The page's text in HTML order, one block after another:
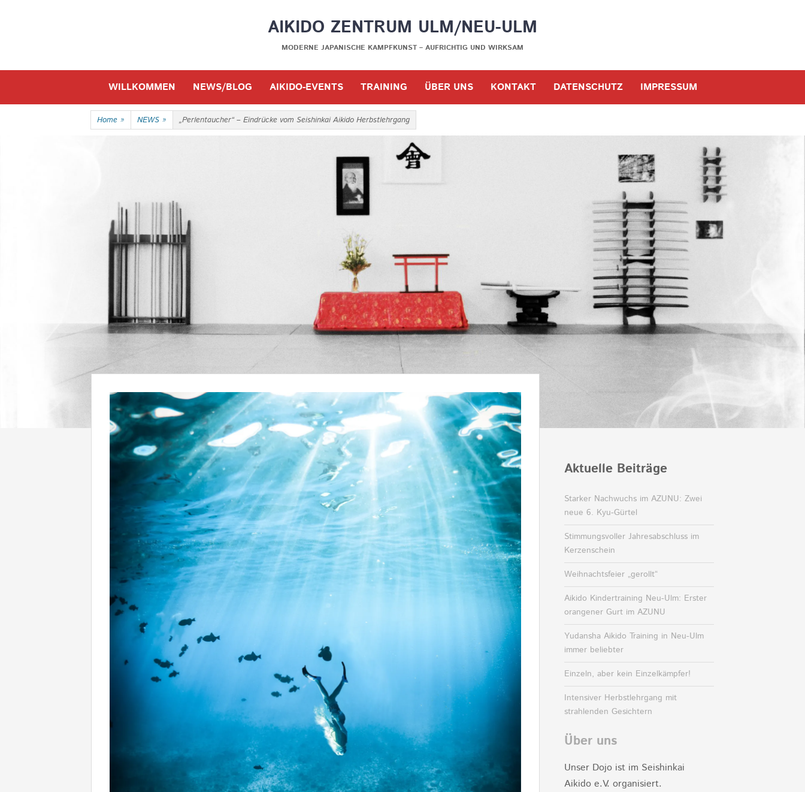
AIKIDO ZENTRUM ULM/NEU-ULM
MODERNE JAPANISCHE KAMPFKUNST – AUFRICHTIG UND WIRKSAM
content
WILLKOMMEN NEWS/BLOG AIKIDO-EVENTS TRAINING ÜBER UNS KONTAKT DATENSCHUTZ IMPRESSUM
Home » NEWS » „Perlentaucher“ – Eindrücke vom Seishinkai Aikido Herbstlehrgang
Aktuelle Beiträge
Starker Nachwuchs im AZUNU: Zwei
neue 6. Kyu-Gürtel
Stimmungsvoller Jahresabschluss im
Kerzenschein
Weihnachtsfeier „gerollt“
Aikido Kindertraining Neu-Ulm: Erster
orangener Gurt im AZUNU
Yudansha Aikido Training in Neu-Ulm
immer beliebter
Einzeln, aber kein Einzelkämpfer!
Intensiver Herbstlehrgang mit
strahlenden Gesichtern
Über uns
Unser Dojo ist im Seishinkai
Aikido e.V. organisiert.